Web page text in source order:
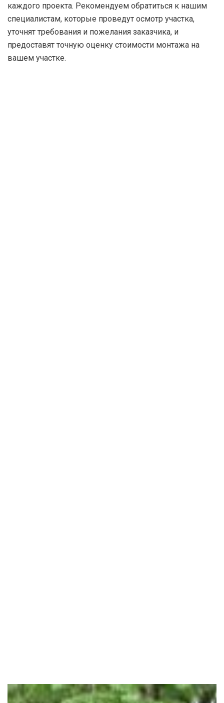
каждого проекта. Рекомендуем обратиться к нашим
специалистам, которые проведут осмотр участка,
уточнят требования и пожелания заказчика, и
предоставят точную оценку стоимости монтажа на
вашем участке.